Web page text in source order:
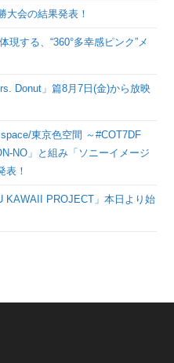
大会の結果発表！
現する、“360°多幸感ピンク”メ
Donut」篇8月7日(金)から放映
東京色空間 ～#COT7DF
NO」と組み「ソニーイメージ
表！
KAWAII PROJECT」本日より始